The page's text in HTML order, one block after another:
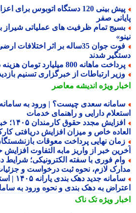
پیش بینی 120 دستگاه اتوبوس برای
صفر
تمام ظرفیت های عملیاتی شیراز
فوت جوان 35ساله بر اثر اختلافات
شدند
ماهانه 800 میلیارد تومان هزینه درمانی بیمه به بیمه شدگان
ارتباطات از خبرگزاری تسنیم بازدید
ویژهاندیشه معاصر
سعدی چیست؟ | ورود به سامانه
دارایی و راهنمای خدمات
افزایش مجدد
خاص و میزان افزایش دریافتی
خبر از واریز مابه التفاوت افزایش
فوری با سفته الکترونیکی؛ شرایط
لازم، نحوه ثبت درخواست و جزئیات
سامانه جدید دهک
به دهک بندی و نحوه ورود به سامانه
ویژهتک ناک